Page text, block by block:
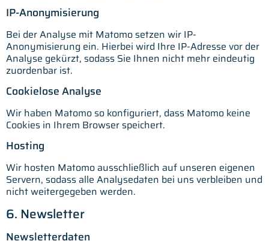
IP-Anonymisierung
Bei der Analyse mit Matomo setzen wir IP-
Anonymisierung ein. Hierbei wird Ihre IP-Adresse vor der
Analyse gekürzt, sodass Sie Ihnen nicht mehr eindeutig
zuordenbar ist.
Cookielose Analyse
Wir haben Matomo so konfiguriert, dass Matomo keine
Cookies in Ihrem Browser speichert.
Hosting
Wir hosten Matomo ausschließlich auf unseren eigenen
Servern, sodass alle Analysedaten bei uns verbleiben und
nicht weitergegeben werden.
6. Newsletter
Newsletter­daten